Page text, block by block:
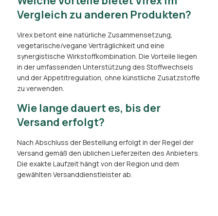
Vergleich zu anderen Produkten?
Virex betont eine natürliche Zusammensetzung,
vegetarische/vegane Verträglichkeit und eine
synergistische Wirkstoffkombination. Die Vorteile liegen
in der umfassenden Unterstützung des Stoffwechsels
und der Appetitregulation, ohne künstliche Zusatzstoffe
zu verwenden.
Wie lange dauert es, bis der
Versand erfolgt?
Nach Abschluss der Bestellung erfolgt in der Regel der
Versand gemäß den üblichen Lieferzeiten des Anbieters.
Die exakte Laufzeit hängt von der Region und dem
gewählten Versanddienstleister ab.